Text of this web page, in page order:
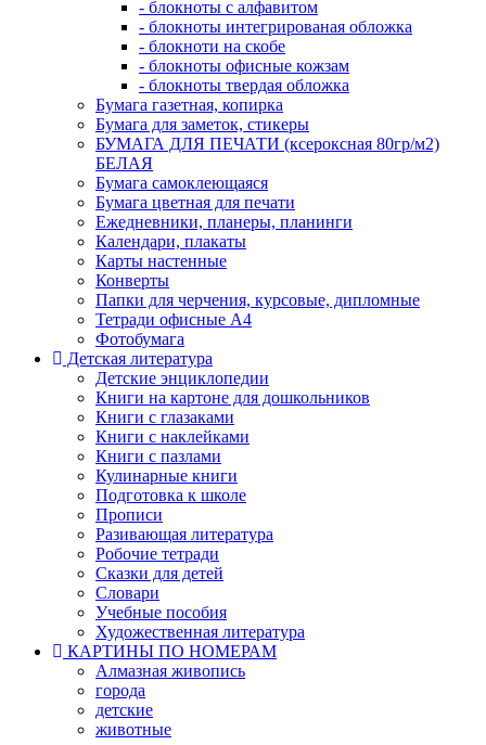
- блокноты с алфавитом
- блокноты интегрированая обложка
- блокноти на скобе
- блокноты офисные кожзам
- блокноты твердая обложка
Бумага газетная, копирка
Бумага для заметок, стикеры
БУМАГА ДЛЯ ПЕЧАТИ (ксероксная 80гр/м2)
БЕЛАЯ
Бумага самоклеющаяся
Бумага цветная для печати
Ежедневники, планеры, планинги
Календари, плакаты
Карты настенные
Конверты
Папки для черчения, курсовые, дипломные
Тетради офисные А4
Фотобумага
Детская литература
Детские энциклопедии
Книги на картоне для дошкольников
Книги с глазаками
Книги с наклейками
Книги с пазлами
Кулинарные книги
Подготовка к школе
Прописи
Разивающая литература
Робочие тетради
Сказки для детей
Словари
Учебные пособия
Художественная литература
КАРТИНЫ ПО НОМЕРАМ
Алмазная живопись
города
детские
животные